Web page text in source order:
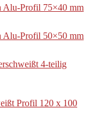
Alu-Profil 75×40 mm
Alu-Profil 50×50 mm
4-teilig
Profil 120 x 100